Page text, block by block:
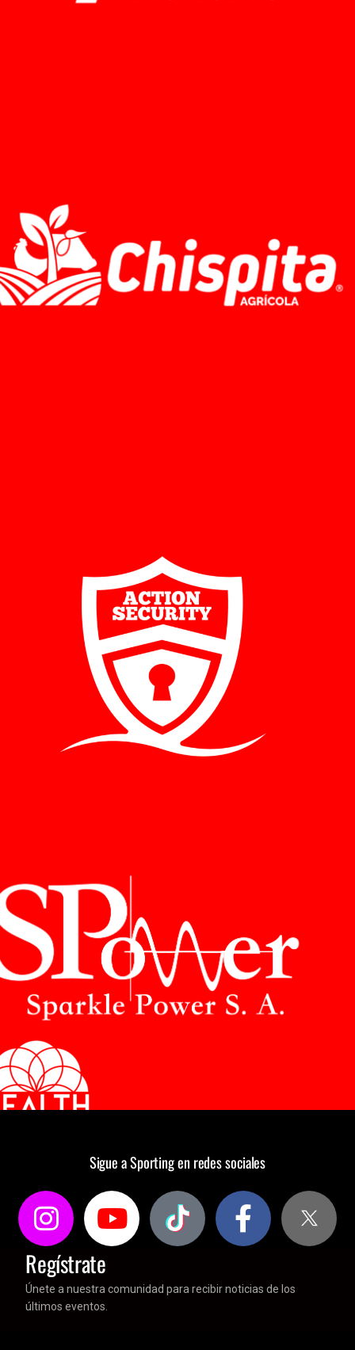
Sigue a Sporting en redes sociales
Regístrate
Únete a nuestra comunidad para recibir noticias de los
últimos eventos.